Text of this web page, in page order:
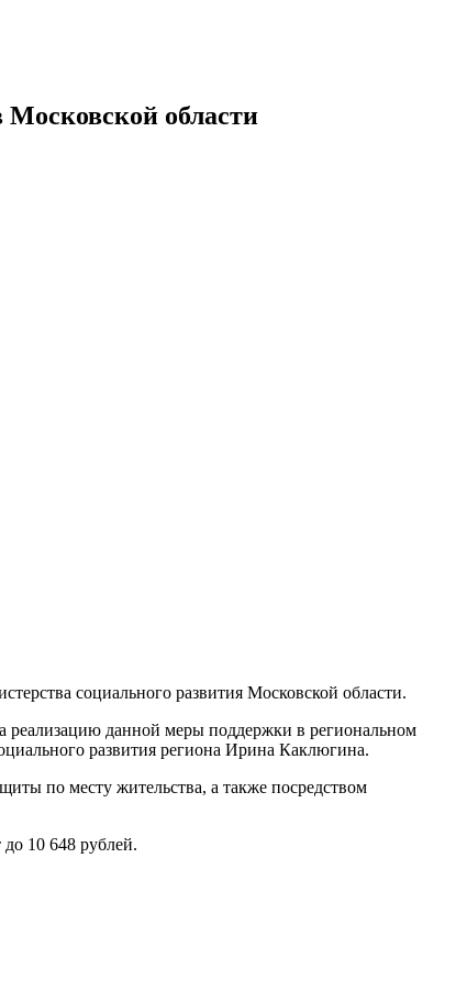
области
социального развития Московской области.
реализацию данной меры поддержки в региональном
развития региона Ирина Каклюгина.
по месту жительства, а также посредством
10 648 рублей.